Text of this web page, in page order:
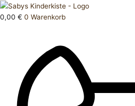
Zum
Inhalt
0,00 € 0 Warenkorb
Products
search
Strumpfhose
122